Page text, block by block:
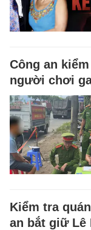
Công an
người chơi
Kiểm tra
an bắt giữ Lê